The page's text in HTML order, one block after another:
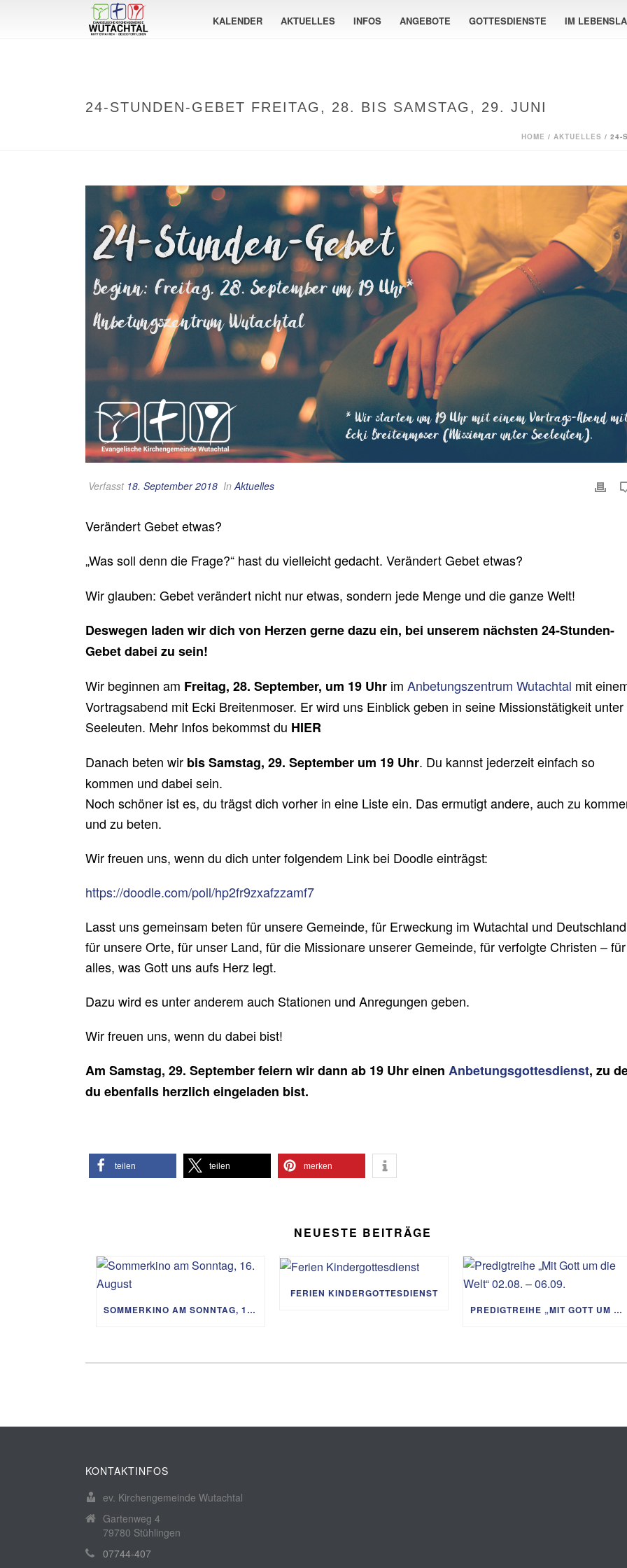
KALENDER AKTUELLES INFOS ANGEBOTE GOTTESDIENSTE IM
24-STUNDEN-GEBET FREITAG, 28. BIS SAMSTAG, 29. JUNI
HOME / AKTUELLES / 24-
Verfasst 18. September 2018 InAktuelles
Verändert Gebet etwas?
„Was soll denn die Frage?“ hast du vielleicht gedacht. Verändert Gebet etwas?
Wir glauben: Gebet verändert nicht nur etwas, sondern jede Menge und die ganze Welt!
Deswegen laden wir dich von Herzen gerne dazu ein, bei unserem nächsten 24-Stunden-
Gebet dabei zu sein!
Wir beginnen am Freitag, 28. September, um 19 Uhr im Anbetungszentrum Wutachtal mit
Vortragsabend mit Ecki Breitenmoser. Er wird uns Einblick geben in seine Missionstätigkeit unter
Seeleuten. Mehr Infos bekommst du HIER
Danach beten wir bis Samstag, 29. September um 19 Uhr. Du kannst jederzeit einfach so
kommen und dabei sein.
Noch schöner ist es, du trägst dich vorher in eine Liste ein. Das ermutigt andere, auch zu
und zu beten.
Wir freuen uns, wenn du dich unter folgendem Link bei Doodle einträgst:
https://doodle.com/poll/hp2fr9zxafzzamf7
Lasst uns gemeinsam beten für unsere Gemeinde, für Erweckung im Wutachtal und
für unsere Orte, für unser Land, für die Missionare unserer Gemeinde, für verfolgte Christen – für
alles, was Gott uns aufs Herz legt.
Dazu wird es unter anderem auch Stationen und Anregungen geben.
Wir freuen uns, wenn du dabei bist!
Am Samstag, 29. September feiern wir dann ab 19 Uhr einen Anbetungsgottesdienst, zu
du ebenfalls herzlich eingeladen bist.
teilen teilen merken
NEUESTE BEITRÄGE
SOMMERKINO AM SONNTAG, 16. AUGUST
FERIEN KINDERGOTTESDIENST
PREDIGTREIHE „MIT GOTT UM DIE WELT“ 02.08. – 06.09.
KONTAKTINFOS
ev. Kirchengemeinde Wutachtal
Gartenweg 4
79780 Stühlingen
07744-407